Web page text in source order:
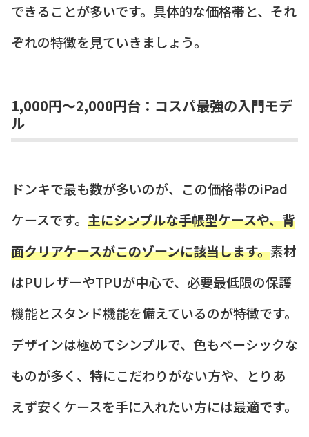
できることが多いです。具体的な価格帯と、それ
ぞれの特徴を見ていきましょう。
1,000円〜2,000円台：コスパ最強の入門モデ
ル
ドンキで最も数が多いのが、この価格帯のiPad
ケースです。 主にシンプルな手帳型ケースや、背
面クリアケースがこのゾーンに該当します。素材
はPUレザーやTPUが中心で、必要最低限の保護
機能とスタンド機能を備えているのが特徴です。
デザインは極めてシンプルで、色もベーシックな
ものが多く、特にこだわりがない方や、とりあ
えず安くケースを手に入れたい方には最適です。